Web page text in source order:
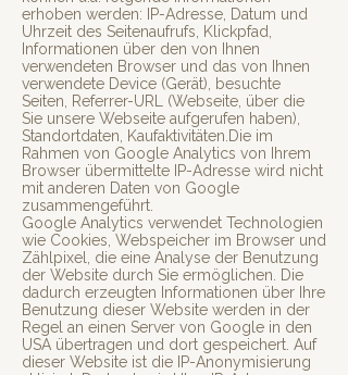
erhoben werden: IP-Adresse, Datum und
Uhrzeit des Seitenaufrufs, Klickpfad,
Informationen über den von Ihnen
verwendeten Browser und das von Ihnen
verwendete Device (Gerät), besuchte
Seiten, Referrer-URL (Webseite, über die
Sie unsere Webseite aufgerufen haben),
Standortdaten, Kaufaktivitäten.Die im
Rahmen von Google Analytics von Ihrem
Browser übermittelte IP-Adresse wird nicht
mit anderen Daten von Google
zusammengeführt.
Google Analytics verwendet Technologien
wie Cookies, Webspeicher im Browser und
Zählpixel, die eine Analyse der Benutzung
der Website durch Sie ermöglichen. Die
dadurch erzeugten Informationen über Ihre
Benutzung dieser Website werden in der
Regel an einen Server von Google in den
USA übertragen und dort gespeichert. Auf
dieser Website ist die IP-Anonymisierung